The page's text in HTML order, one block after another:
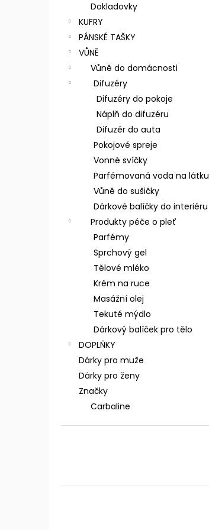
Dokladovky
KUFRY
PÁNSKÉ TAŠKY
VŮNĚ
Vůně do domácnosti
Difuzéry
Difuzéry do pokoje
Náplň do difuzéru
Difuzér do auta
Pokojové spreje
Vonné svíčky
Parfémovaná voda na látku
Vůně do sušičky
Dárkové balíčky do interiéru
Produkty péče o pleť
Parfémy
Sprchový gel
Tělové mléko
Krém na ruce
Masážní olej
Tekuté mýdlo
Dárkový balíček pro tělo
DOPLŇKY
Dárky pro muže
Dárky pro ženy
Značky
Carbaline